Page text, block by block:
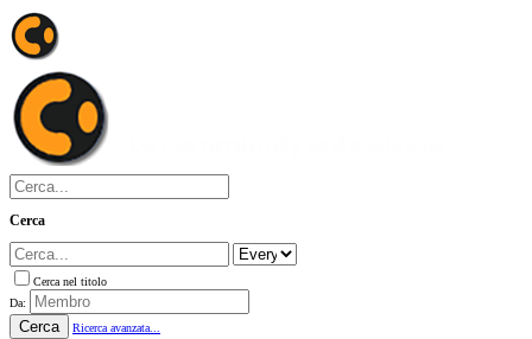
Cerca
Cerca nel titolo
Da:
Cerca Ricerca avanzata...